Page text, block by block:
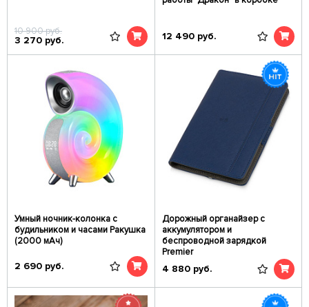
10 900руб.
3 270 руб. 12 490 руб.
Умный ночник-колонка с
будильником и часами Ракушка
(2000 мАч)
2 690 руб.
Дорожный органайзер с
аккумулятором и
беспроводной зарядкой
Premier
4 880 руб.